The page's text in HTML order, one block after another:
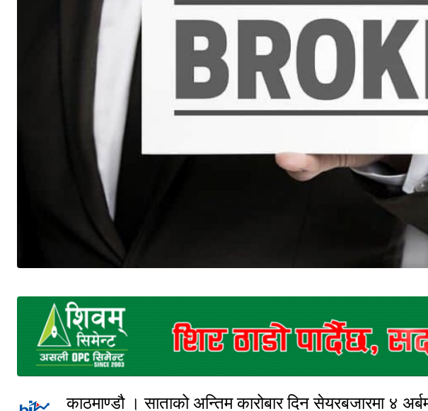
काठमाण्डौ । साताको अन्तिम कारोबार दिन सेयरबजारमा ४